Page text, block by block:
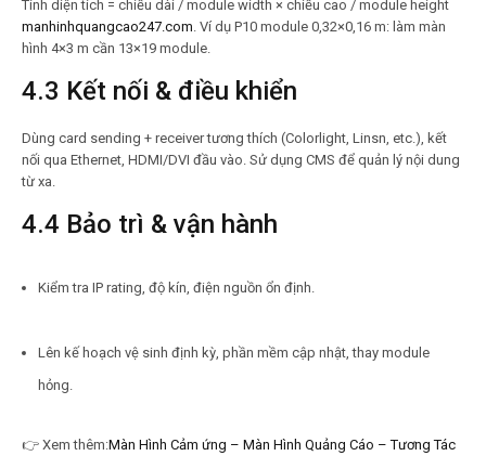
Tính diện tích = chiều dài / module width × chiều cao / module height
manhinhquangcao247.com . Ví dụ P10 module 0,32×0,16 m: làm màn
hình 4×3 m cần 13×19 module.
4.3 Kết nối & điều khiển
Dùng card sending + receiver tương thích (Colorlight, Linsn, etc.), kết
nối qua Ethernet, HDMI/DVI đầu vào. Sử dụng CMS để quản lý nội dung
từ xa.
4.4 Bảo trì & vận hành
Kiểm tra IP rating, độ kín, điện nguồn ổn định.
Lên kế hoạch vệ sinh định kỳ, phần mềm cập nhật, thay module
hỏng.
👉 Xem thêm:Màn Hình Cảm ứng – Màn Hình Quảng Cáo – Tương Tác